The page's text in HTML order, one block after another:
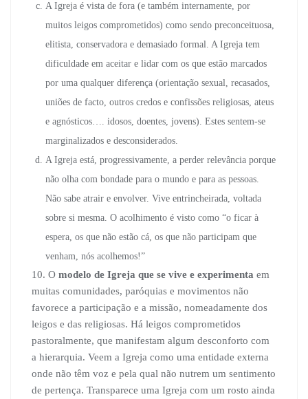
A Igreja é vista de fora (e também internamente, por
muitos leigos comprometidos) como sendo preconceituosa,
elitista, conservadora e demasiado formal. A Igreja tem
dificuldade em aceitar e lidar com os que estão marcados
por uma qualquer diferença (orientação sexual, recasados,
uniões de facto, outros credos e confissões religiosas, ateus
e agnósticos…. idosos, doentes, jovens). Estes sentem-se
marginalizados e desconsiderados.
A Igreja está, progressivamente, a perder relevância porque
não olha com bondade para o mundo e para as pessoas.
Não sabe atrair e envolver. Vive entrincheirada, voltada
sobre si mesma. O acolhimento é visto como “o ficar à
espera, os que não estão cá, os que não participam que
venham, nós acolhemos!”
10. O modelo de Igreja que se vive e experimenta em
muitas comunidades, paróquias e movimentos não
favorece a participação e a missão, nomeadamente dos
leigos e das religiosas. Há leigos comprometidos
pastoralmente, que manifestam algum desconforto com
a hierarquia. Veem a Igreja como uma entidade externa
onde não têm voz e pela qual não nutrem um sentimento
de pertença. Transparece uma Igreja com um rosto ainda